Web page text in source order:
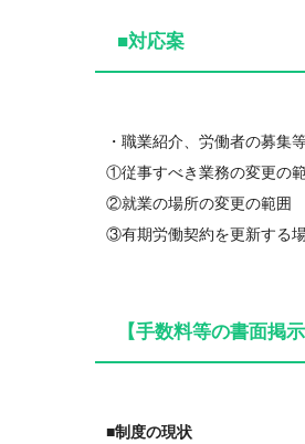
■対応案
・職業紹介、労働者の募集
①従事すべき業務の変更の
②就業の場所の変更の範囲
③有期労働契約を更新する
【手数料等の書面掲
■制度の現状